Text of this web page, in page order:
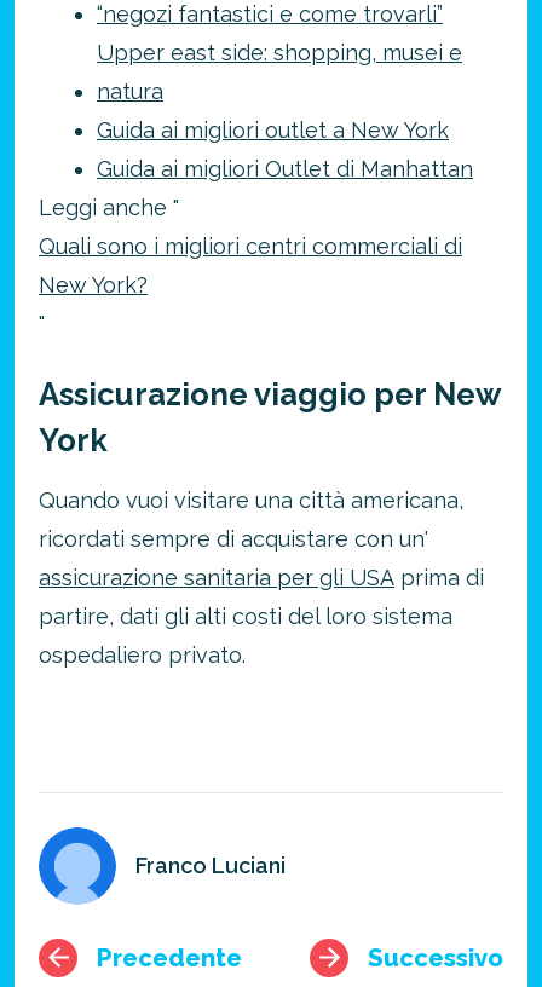
“negozi fantastici e come trovarli”
Upper east side: shopping, musei e
natura
Guida ai migliori outlet a New York
Guida ai migliori Outlet di Manhattan
Leggi anche "
Quali sono i migliori centri commerciali di
New York?
"
Assicurazione viaggio per New
York
Quando vuoi visitare una città americana,
ricordati sempre di acquistare con un'
assicurazione sanitaria per gli USA prima di
partire, dati gli alti costi del loro sistema
ospedaliero privato.
Franco Luciani
Precedente Successivo